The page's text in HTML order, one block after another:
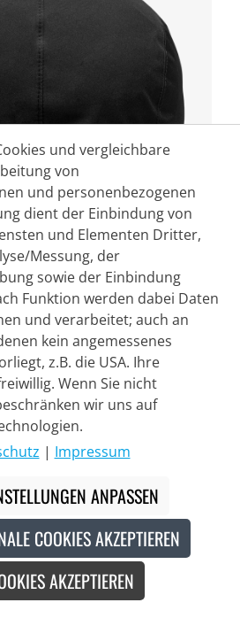
Gore-Tex
und vergleichbare
von
und personenbezogenen
dient der Einbindung von
und Elementen Dritter,
Messung, der
sowie der Einbindung
Funktion werden dabei Daten
und verarbeitet; auch an
kein angemessenes
z.B. die USA. Ihre
Wenn Sie nicht
wir uns auf
| Impressum
ANPASSEN
COOKIES AKZEPTIEREN
AKZEPTIEREN